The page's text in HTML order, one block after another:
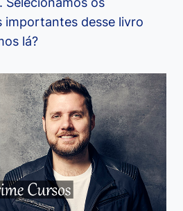
importantes desse livro
lá?